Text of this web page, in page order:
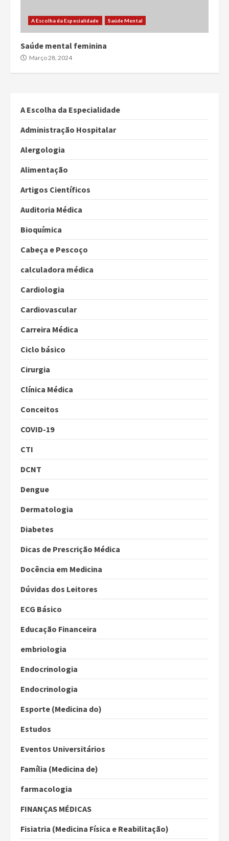
A Escolha da Especialidade Saúde Mental
Saúde mental feminina
Março 28, 2024
A Escolha da Especialidade
Administração Hospitalar
Alergologia
Alimentação
Artigos Científicos
Auditoria Médica
Bioquímica
Cabeça e Pescoço
calculadora médica
Cardiologia
Cardiovascular
Carreira Médica
Ciclo básico
Cirurgia
Clínica Médica
Conceitos
COVID-19
CTI
DCNT
Dengue
Dermatologia
Diabetes
Dicas de Prescrição Médica
Docência em Medicina
Dúvidas dos Leitores
ECG Básico
Educação Financeira
embriologia
Endocrinologia
Endocrinologia
Esporte (Medicina do)
Estudos
Eventos Universitários
Família (Medicina de)
farmacologia
FINANÇAS MÉDICAS
Fisiatria (Medicina Física e Reabilitação)